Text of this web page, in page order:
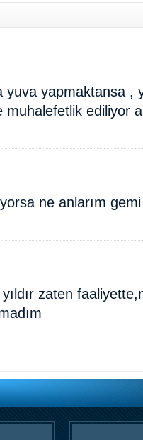
yuva yapmaktansa ,
muhalefetlik ediliyor
ne anlarım
zaten